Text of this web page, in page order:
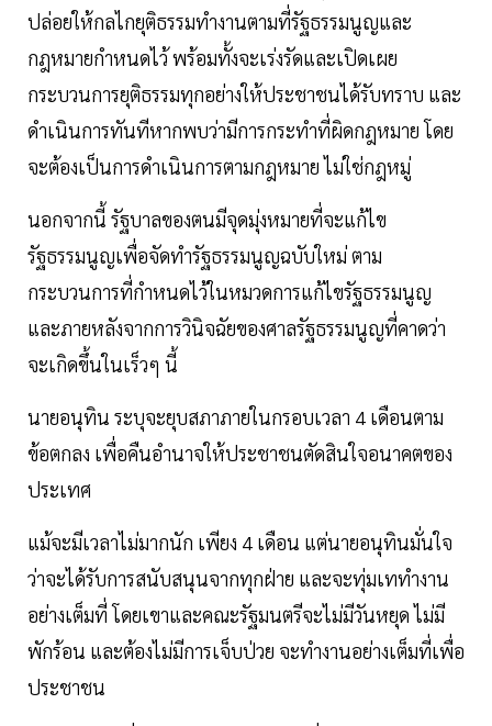
ปล่อยให้กลไกยุติธรรมทำงานตามที่รัฐธรรมนูญและ
กฎหมายกำหนดไว้ พร้อมทั้งจะเร่งรัดและเปิดเผย
กระบวนการยุติธรรมทุกอย่างให้ประชาชนได้รับทราบ และ
ดำเนินการทันทีหากพบว่ามีการกระทำที่ผิดกฎหมาย โดย
จะต้องเป็นการดำเนินการตามกฎหมาย ไม่ใช่กฎหมู่
นอกจากนี้ รัฐบาลของตนมีจุดมุ่งหมายที่จะแก้ไข
รัฐธรรมนูญเพื่อจัดทำรัฐธรรมนูญฉบับใหม่ ตาม
กระบวนการที่กำหนดไว้ในหมวดการแก้ไขรัฐธรรมนูญ
และภายหลังจากการวินิจฉัยของศาลรัฐธรรมนูญที่คาดว่า
จะเกิดขึ้นในเร็วๆ นี้
นายอนุทิน ระบุจะยุบสภาภายในกรอบเวลา 4 เดือนตาม
ข้อตกลง เพื่อคืนอำนาจให้ประชาชนตัดสินใจอนาคตของ
ประเทศ
แม้จะมีเวลาไม่มากนัก เพียง 4 เดือน แต่นายอนุทินมั่นใจ
ว่าจะได้รับการสนับสนุนจากทุกฝ่าย และจะทุ่มเททำงาน
อย่างเต็มที่ โดยเขาและคณะรัฐมนตรีจะไม่มีวันหยุด ไม่มี
พักร้อน และต้องไม่มีการเจ็บป่วย จะทำงานอย่างเต็มที่เพื่อ
ประชาชน